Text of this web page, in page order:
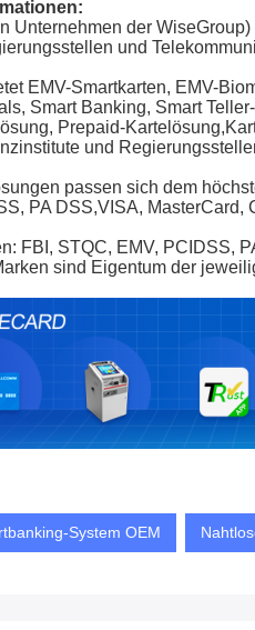
Unternehmen der
und
EMV-Smartkarten, EMV-
Smart Banking, Smart
Prepaid-
und
passen sich dem
PA DSS,VISA,
FBI, STQC, EMV, PCIDSS,
sind Eigentum der
System OEM